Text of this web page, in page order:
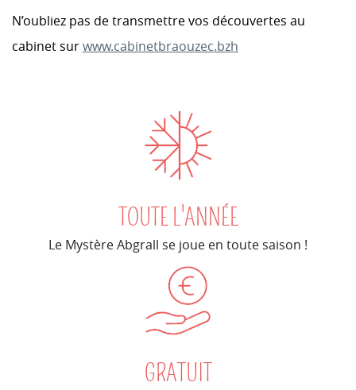
N’oubliez pas de transmettre vos découvertes au
cabinet surwww.cabinetbraouzec.bzh
TOUTE L'ANNÉE
Le Mystère Abgrall se joue en toute saison !
GRATUIT